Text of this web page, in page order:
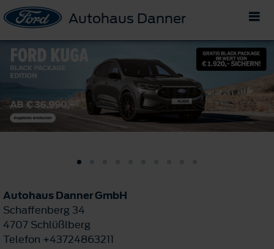
Autohaus Danner
Autohaus Danner GmbH
Schaffenberg 34
4707 Schlüßlberg
Telefon +43724863211